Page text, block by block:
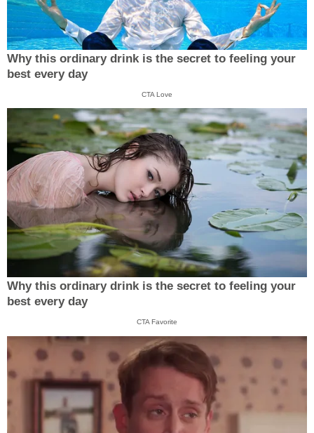
Why this ordinary drink is the secret to feeling your
best every day
CTA Love
Why this ordinary drink is the secret to feeling your
best every day
CTA Favorite